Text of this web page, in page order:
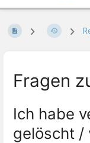
Fragen
Ich habe
gelöscht /